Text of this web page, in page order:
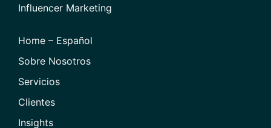
Influencer Marketing
Home – Español
Sobre Nosotros
Servicios
Clientes
Insights